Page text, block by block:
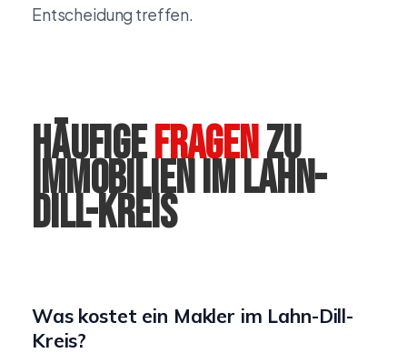
Entscheidung treffen.
HäufigeFragenzu
Immobilien im Lahn-
Dill-Kreis
Was kostet ein Makler im Lahn-Dill-
Kreis?